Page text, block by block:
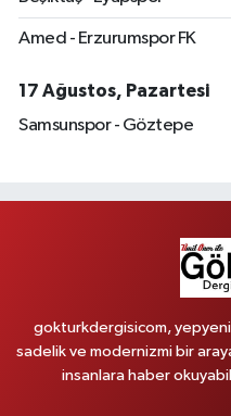
Amed - Erzurumspor FK
17 Ağustos, Pazartesi
Samsunspor - Göztepe
gokturkdergisicom,
sadelik ve modernizmi bir
insanlara haber